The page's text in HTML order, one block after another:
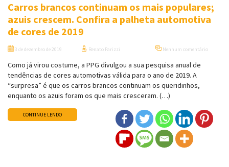
Carros brancos continuam os mais populares;
azuis crescem. Confira a palheta automotiva
de cores de 2019
3 de dezembro de 2019 Renato Parizzi Nenhum comentário
Como já virou costume, a PPG divulgou a sua pesquisa anual de
tendências de cores automotivas válida para o ano de 2019. A
“surpresa” é que os carros brancos continuam os queridinhos,
enquanto os azuis foram os que mais cresceram. (…)
CONTINUE LENDO